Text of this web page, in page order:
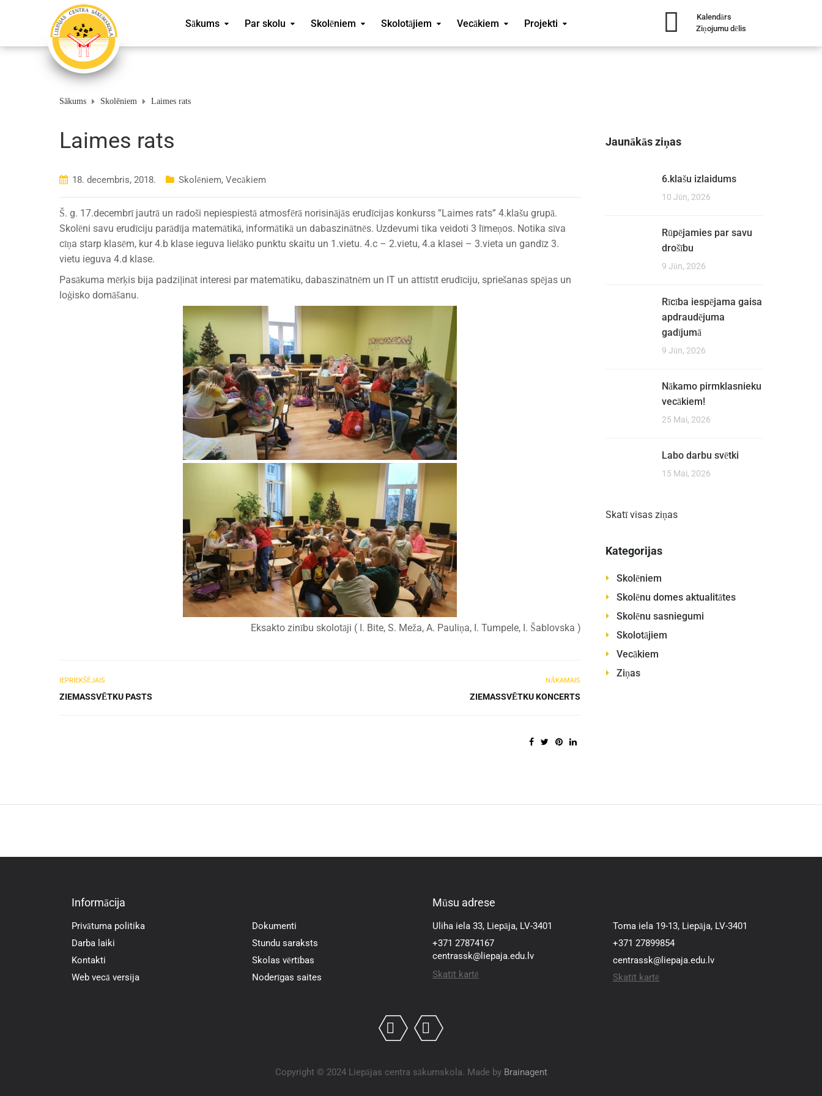
Sākums Par skolu Skolēniem Skolotājiem Vecākiem Projekti
Kalendārs
Ziņojumu dēlis
Sākums Skolēniem Laimes rats
Laimes rats
18. decembris, 2018. Skolēniem, Vecākiem
Š. g. 17.decembrī jautrā un radoši nepiespiestā atmosfērā norisinājās erudīcijas konkurss ”Laimes rats” 4.klašu grupā.
Skolēni savu erudīciju parādīja matemātikā, informātikā un dabaszinātnēs. Uzdevumi tika veidoti 3 līmeņos. Notika sīva
cīņa starp klasēm, kur 4.b klase ieguva lielāko punktu skaitu un 1.vietu. 4.c – 2.vietu, 4.a klasei – 3.vieta un gandīz 3.
vietu ieguva 4.d klase.
Pasākuma mērķis bija padziļināt interesi par matemātiku, dabaszinātnēm un IT un attīstīt erudīciju, spriešanas spējas un
loģisko domāšanu.
Eksakto zinību skolotāji ( I. Bite, S. Meža, A. Pauliņa, I. Tumpele, I. Šablovska )
IEPRIEKŠĒJAIS
ZIEMASSVĒTKU PASTS
NĀKAMAIS
ZIEMASSVĒTKU KONCERTS
Jaunākās ziņas
6.klašu izlaidums
10 Jūn, 2026
Rūpējamies par savu
drošību
9 Jūn, 2026
Rīcība iespējama gaisa
apdraudējuma
gadījumā
9 Jūn, 2026
Nākamo pirmklasnieku
vecākiem!
25 Mai, 2026
Labo darbu svētki
15 Mai, 2026
Skatī visas ziņas
Kategorijas
Skolēniem
Skolēnu domes aktualitātes
Skolēnu sasniegumi
Skolotājiem
Vecākiem
Ziņas
Informācija
Privātuma politika
Darba laiki
Kontakti
Web vecā versija
Dokumenti
Stundu saraksts
Skolas vērtības
Noderīgas saites
Mūsu adrese
Uliha iela 33, Liepāja, LV-3401
+371 27874167
centrassk@liepaja.edu.lv
Skatīt kartē
Toma iela 19-13, Liepāja, LV-3401
+371 27899854
centrassk@liepaja.edu.lv
Skatīt kartē
Copyright © 2024 Liepājas centra sākumskola. Made by Brainagent